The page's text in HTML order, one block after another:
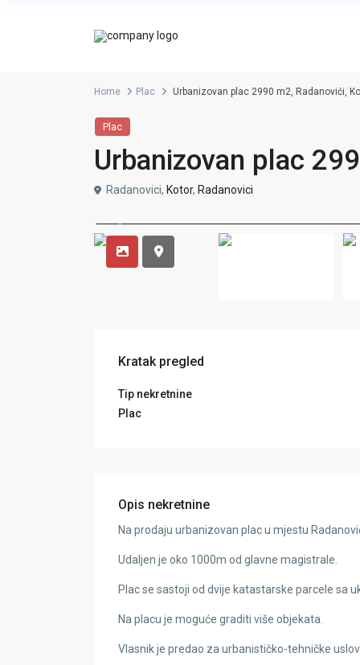
Home Plac Urbanizovan plac 2990 m2, Radanovići,
Plac
Urbanizovan plac
Radanovici, Kotor, Radanovici
Kratak pregled
Tip nekretnine
Plac
Opis nekretnine
Na prodaju urbanizovan plac u mjestu
Udaljen je oko 1000m od glavne magistrale.
Plac se sastoji od dvije katastarske parcele sa
Na placu je moguće graditi više objekata.
Vlasnik je predao za urbanističko-tehničke